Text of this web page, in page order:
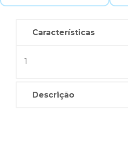
Características
1
Descrição